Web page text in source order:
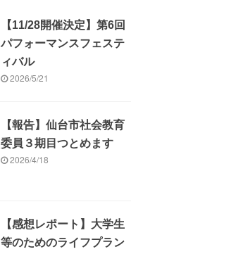
【11/28開催決定】第6回
パフォーマンスフェステ
ィバル
2026/5/21
【報告】仙台市社会教育
委員３期目つとめます
2026/4/18
【感想レポート】大学生
等のためのライフプラン